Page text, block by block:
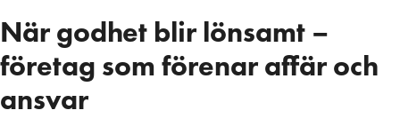
När godhet blir lönsamt –
företag som förenar affär och
ansvar